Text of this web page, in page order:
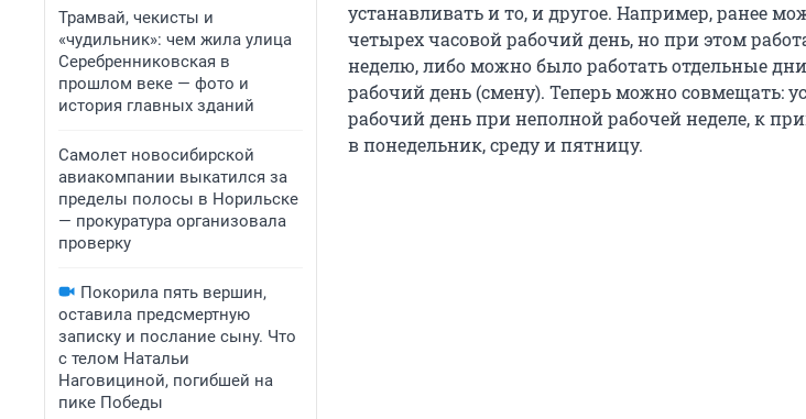
Трамвай, чекисты и
«чудильник»: чем жила улица
Серебренниковская в
прошлом веке — фото и
история главных зданий
Самолет новосибирской
авиакомпании выкатился за
пределы полосы в Норильске
— прокуратура организовала
проверку
Покорила пять вершин,
оставила предсмертную
записку и послание сыну. Что
с телом Натальи
Наговициной, погибшей на
пике Победы
устанавливать и то, и другое. Например, ранее
четырех часовой рабочий день, но при этом
неделю, либо можно было работать отдельные
рабочий день (смену). Теперь можно совмещать:
рабочий день при неполной рабочей неделе, к
в понедельник, среду и пятницу.